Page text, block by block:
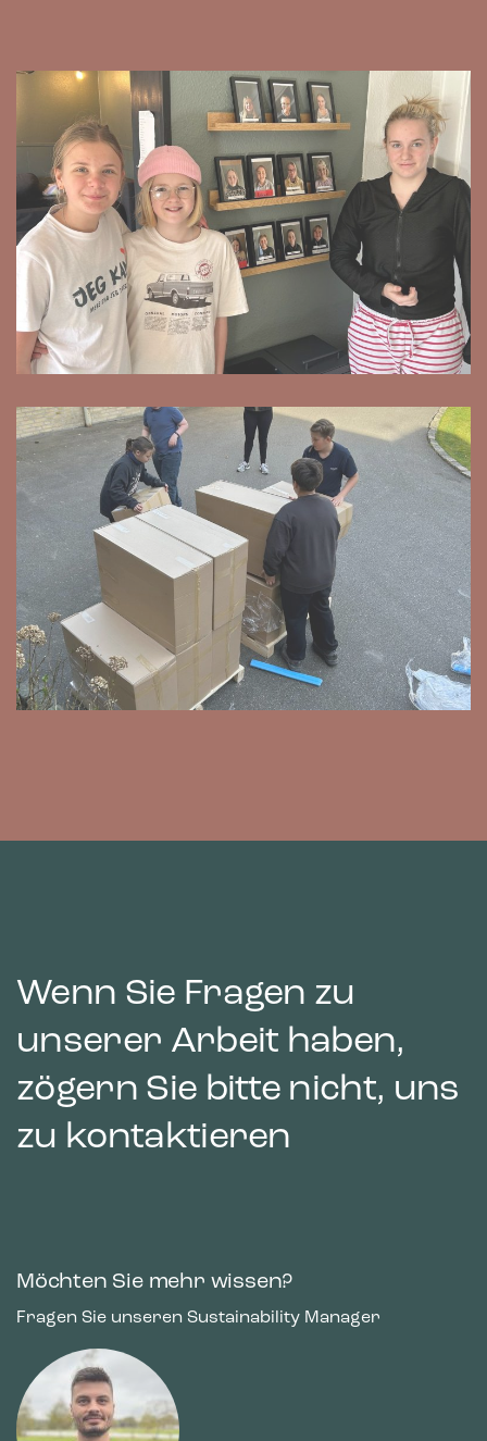
Wenn Sie Fragen zu
unserer Arbeit haben,
zögern Sie bitte nicht, uns
zu kontaktieren
Möchten Sie mehr wissen?
Fragen Sie unseren Sustainability Manager